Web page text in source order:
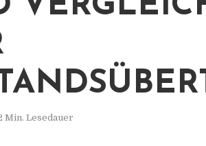
Min. Lesedauer